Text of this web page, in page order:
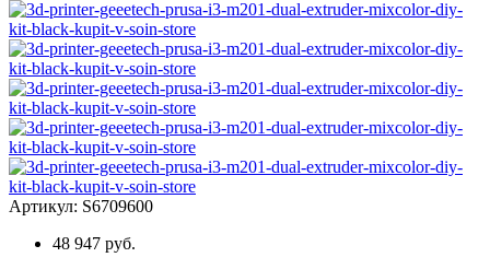
Артикул: S6709600
48 947 руб.